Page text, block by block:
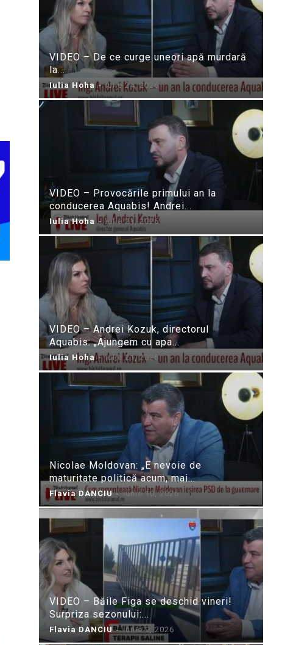
VIDEO – De ce curge uneori apă murdară
la...
Iulia Hoha - iulie 24, 2026
VIDEO – Provocările primului an la
conducerea Aquabis! Andrei...
Iulia Hoha - iulie 21, 2026
VIDEO – Andrei Kozuk, directorul
Aquabis: „Ajungem cu apa...
Iulia Hoha - iulie 21, 2026
Nicolae Moldovan: „E nevoie de
maturitate politică acum, mai...
Flavia DANCIU - iunie 10, 2026
VIDEO – Băile Figa se deschid vineri!
Surpriza sezonului:...
Flavia DANCIU - iunie 9, 2026